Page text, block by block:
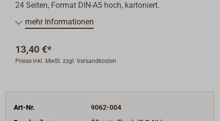
24 Seiten, Format DIN-A5 hoch, kartoniert.
mehr Informationen
13,40 €*
Preise inkl. MwSt. zzgl. Versandkosten
Art-Nr.
9062-004